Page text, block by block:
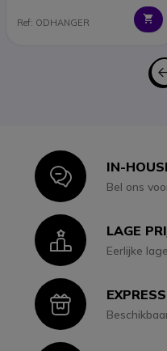
Ref: ODHANGER
IconIN-
Bel ons
IconLAGE
Eerlijke
Icon